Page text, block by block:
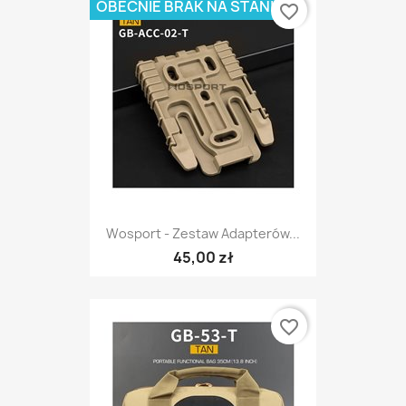
Wosport - Zestaw Adapterów...
45,00 zł
OBECNIE BRAK NA STANIEfavorite_border
favorite_border